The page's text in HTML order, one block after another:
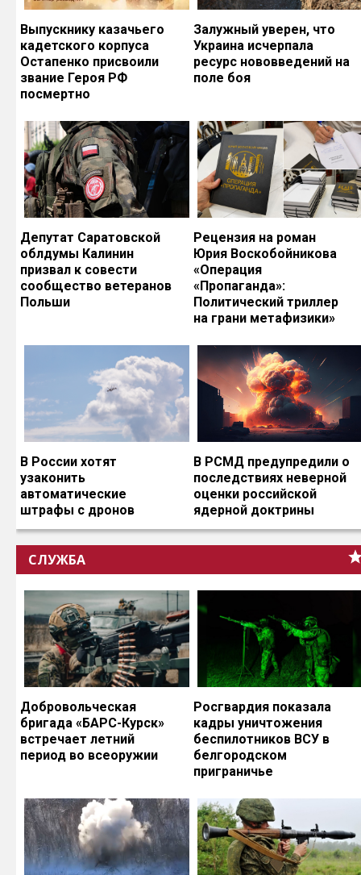
Выпускнику казачьего
кадетского корпуса
Остапенко присвоили
звание Героя РФ
посмертно
Залужный уверен, что
Украина исчерпала
ресурс нововведений на
поле боя
Депутат Саратовской
облдумы Калинин
призвал к совести
сообщество ветеранов
Польши
Рецензия на роман
Юрия Воскобойникова
«Операция
«Пропаганда»:
Политический триллер
на грани метафизики»
В России хотят
узаконить
автоматические
штрафы с дронов
В РСМД предупредили о
последствиях неверной
оценки российской
ядерной доктрины
СЛУЖБА
Добровольческая
бригада «БАРС-Курск»
встречает летний
период во всеоружии
Росгвардия показала
кадры уничтожения
беспилотников ВСУ в
белгородском
приграничье